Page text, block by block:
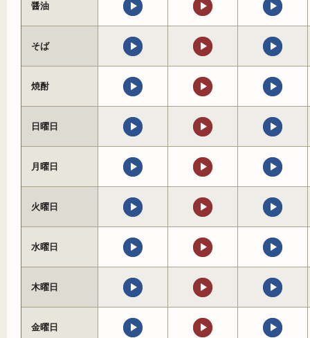
醤油
そば
焼酎
日曜日
月曜日
火曜日
水曜日
木曜日
金曜日